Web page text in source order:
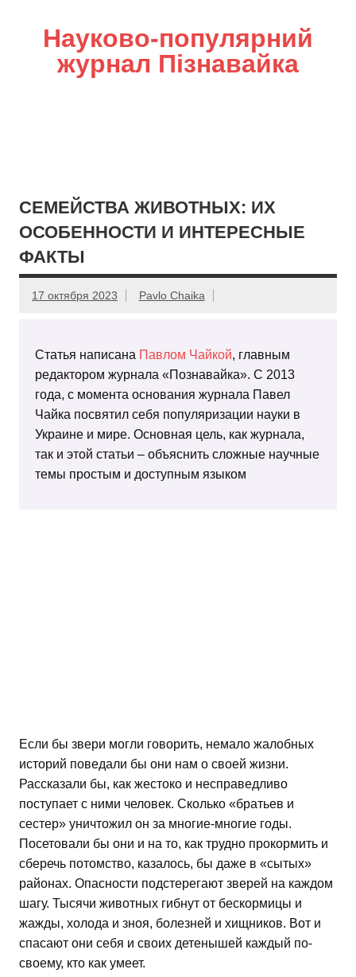
Науково-популярний
журнал Пізнавайка
СЕМЕЙСТВА ЖИВОТНЫХ: ИХ
ОСОБЕННОСТИ И ИНТЕРЕСНЫЕ
ФАКТЫ
17 октября 2023 Pavlo Chaika
Статья написана Павлом Чайкой, главным
редактором журнала «Познавайка». С 2013
года, с момента основания журнала Павел
Чайка посвятил себя популяризации науки в
Украине и мире. Основная цель, как журнала,
так и этой статьи – объяснить сложные научные
темы простым и доступным языком
Если бы звери могли говорить, немало жалобных
историй поведали бы они нам о своей жизни.
Рассказали бы, как жестоко и несправедливо
поступает с ними человек. Сколько «братьев и
сестер» уничтожил он за многие-многие годы.
Посетовали бы они и на то, как трудно прокормить и
сберечь потомство, казалось, бы даже в «сытых»
районах. Опасности подстерегают зверей на каждом
шагу. Тысячи животных гибнут от бескормицы и
жажды, холода и зноя, болезней и хищников. Вот и
спасают они себя и своих детенышей каждый по-
своему, кто как умеет.